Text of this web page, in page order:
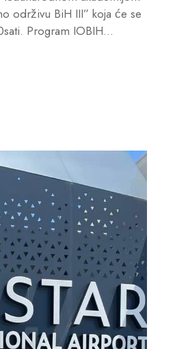
održivu BiH III” koja će se
Program IOBIH...